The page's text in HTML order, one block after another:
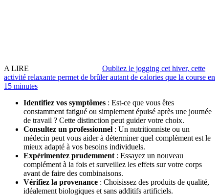
A LIRE
Oubliez le jogging cet hiver, cette
activité relaxante permet de brûler autant de calories que la course en
15 minutes
Identifiez vos symptômes : Est-ce que vous êtes
constamment fatigué ou simplement épuisé après une journée
de travail ? Cette distinction peut guider votre choix.
Consultez un professionnel : Un nutritionniste ou un
médecin peut vous aider à déterminer quel complément est le
mieux adapté à vos besoins individuels.
Expérimentez prudemment : Essayez un nouveau
complément à la fois et surveillez les effets sur votre corps
avant de faire des combinaisons.
Vérifiez la provenance : Choisissez des produits de qualité,
idéalement biologiques et sans additifs artificiels.